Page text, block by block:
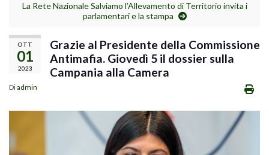
La Rete Nazionale Salviamo l’Allevamento di Territorio invita i
parlamentari e la stampa
OTT
01
2023
Grazie al Presidente della Commissione
Antimafia. Giovedì 5 il dossier sulla
Campania alla Camera
Diadmin